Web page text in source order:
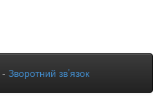
- Зворотний зв’язок